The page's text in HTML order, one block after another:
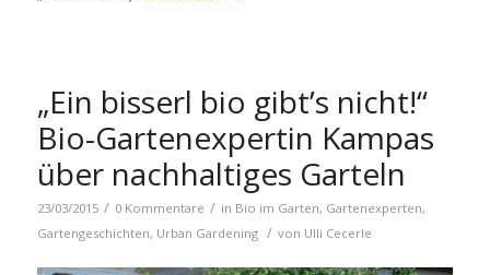
„Ein bisserl bio gibt’s nicht!“
Bio-Gartenexpertin Kampas
über nachhaltiges Garteln
23/03/2015 / 0 Kommentare / in Bio im Garten, Gartenexperten,
Gartengeschichten, Urban Gardening / von Ulli Cecerle